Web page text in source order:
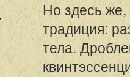
Но здесь же,
традиция:
тела.